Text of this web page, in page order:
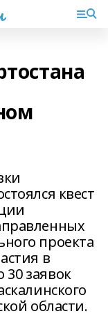
квест
проекта
в
заявок
области.